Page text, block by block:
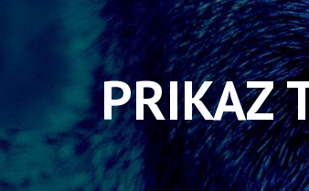
PRIKAZ